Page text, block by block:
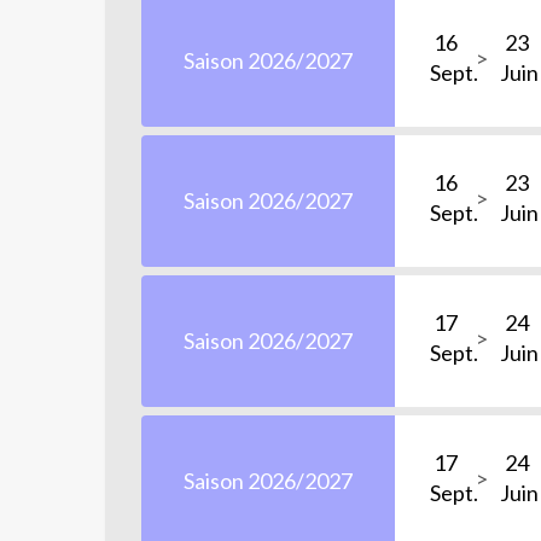
Saison 2026/2027
16
Sept.
23
Juin
Saison 2026/2027
16
Sept.
23
Juin
Saison 2026/2027
17
Sept.
24
Juin
Saison 2026/2027
17
Sept.
24
Juin